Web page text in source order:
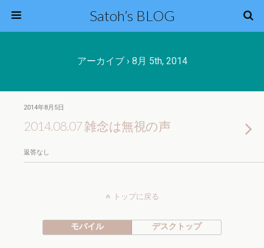
Satoh’s BLOG
アーカイブ › 8月 5th, 2014
2014年8月5日
2014.08.07 雑念は無視の声
返答なし
トップに戻る
モバイル デスクトップ